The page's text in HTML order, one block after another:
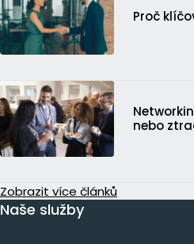
Proč
nebo
Zobrazit více článků
Naše služby